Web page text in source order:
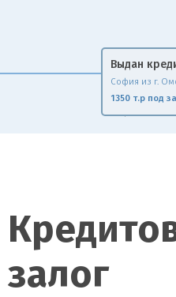
Fin
залог
Выдан
София из г.
1350 т.р под